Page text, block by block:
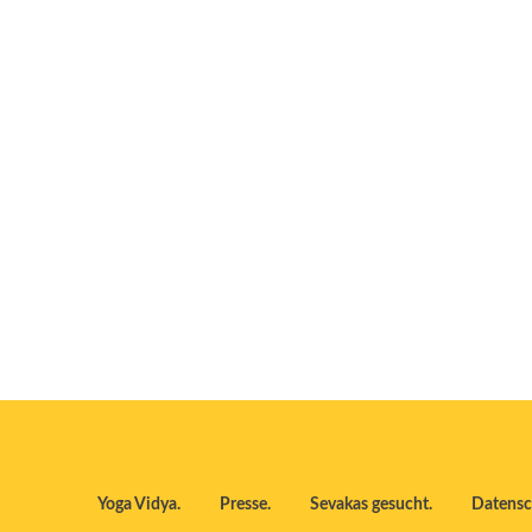
Yoga Vidya Presse Sevakas gesucht